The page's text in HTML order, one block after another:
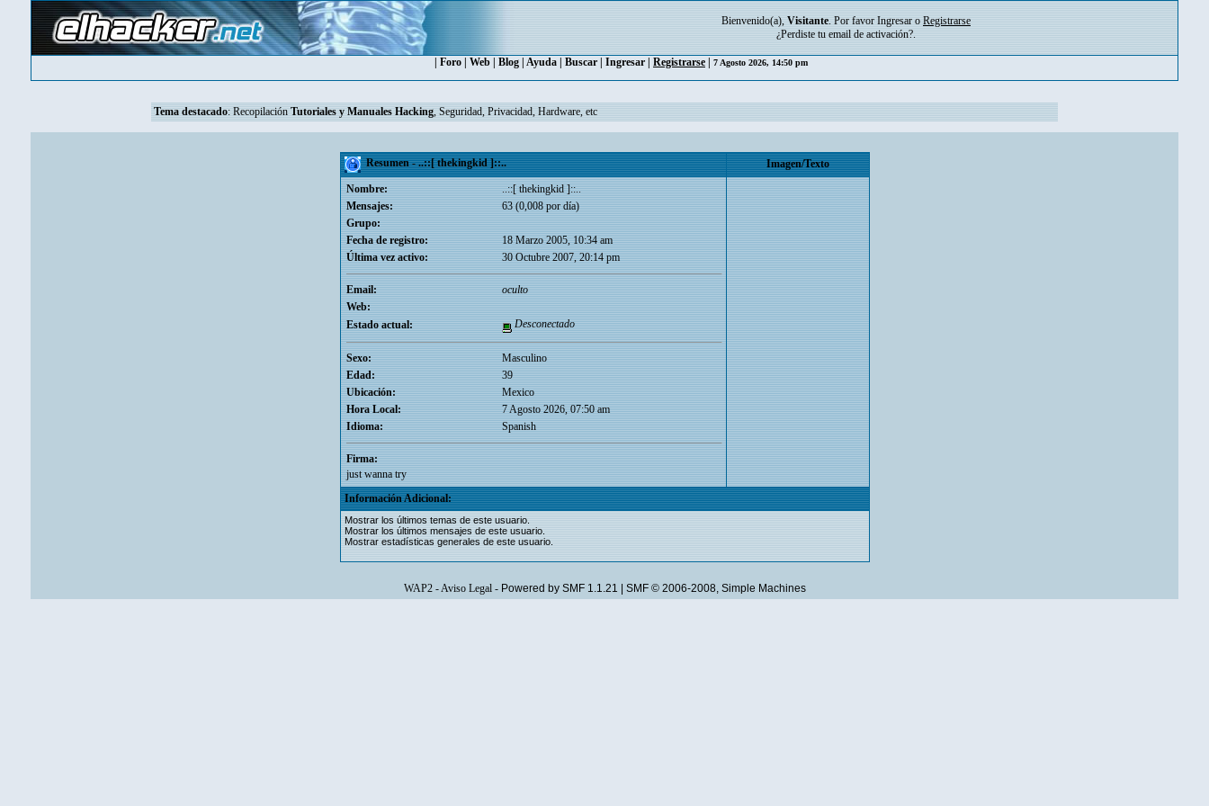
Bienvenido(a), Visitante. Por favor Ingresar o Registrarse
¿Perdiste tu email de activación?.
Foro Web Blog Ayuda Buscar Ingresar Registrarse 7 Agosto 2026, 14:50 pm
Tema destacado: Recopilación Tutoriales y Manuales Hacking, Seguridad, Privacidad, Hardware, etc
Resumen - ..::[ thekingkid ]::..
Imagen/Texto
Nombre:
..::[ thekingkid ]::..
Mensajes:
63 (0,008 por día)
Grupo:
Fecha de registro:
18 Marzo 2005, 10:34 am
Última vez activo:
30 Octubre 2007, 20:14 pm
Email:
oculto
Web:
Estado actual:
Desconectado
Sexo:
Masculino
Edad:
39
Ubicación:
Mexico
Hora Local:
7 Agosto 2026, 07:50 am
Idioma:
Spanish
Firma:
just wanna try
Información Adicional:
Mostrar los últimos temas de este usuario.
Mostrar los últimos mensajes de este usuario.
Mostrar estadísticas generales de este usuario.
WAP2-Aviso Legal- Powered by SMF 1.1.21 SMF © 2006-2008, Simple Machines